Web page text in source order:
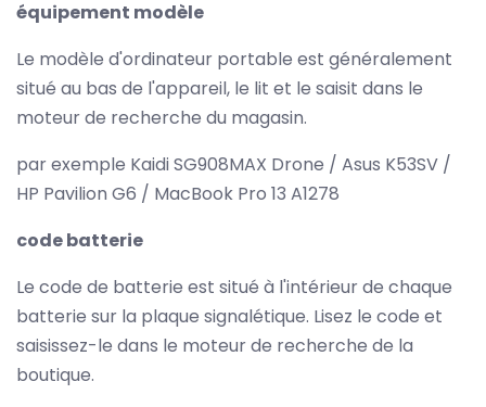
équipement modèle
Le modèle d'ordinateur portable est généralement
situé au bas de l'appareil, le lit et le saisit dans le
moteur de recherche du magasin.
par exemple Kaidi SG908MAX Drone / Asus K53SV /
HP Pavilion G6 / MacBook Pro 13 A1278
code batterie
Le code de batterie est situé à l'intérieur de chaque
batterie sur la plaque signalétique. Lisez le code et
saisissez-le dans le moteur de recherche de la
boutique.